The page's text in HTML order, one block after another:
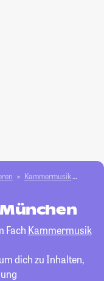
Kammermusik
Fach Kammermusik
dich zu Inhalten,